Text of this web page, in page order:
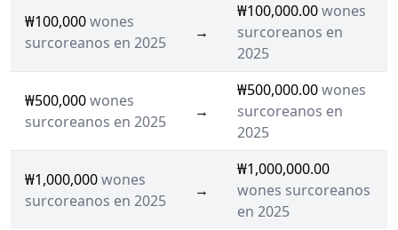
₩100,000wones
surcoreanos en 2025
→
₩100,000.00wones
surcoreanos en
2025
₩500,000wones
surcoreanos en 2025
→
₩500,000.00wones
surcoreanos en
2025
₩1,000,000wones
surcoreanos en 2025
→
₩1,000,000.00
wones surcoreanos
en 2025